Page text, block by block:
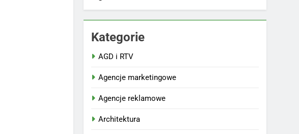
Kategorie
AGD i RTV
Agencje marketingowe
Agencje reklamowe
Architektura